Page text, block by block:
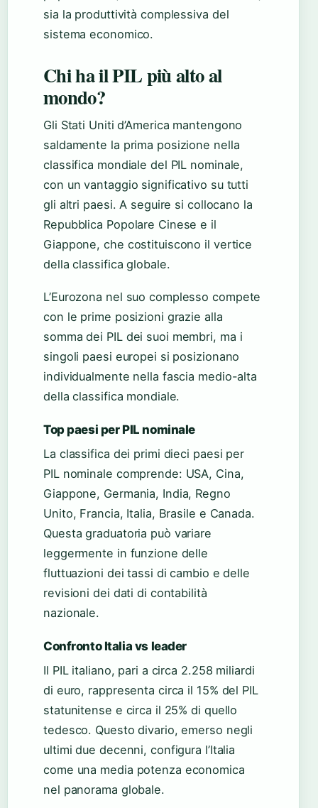
sia la produttività complessiva del
sistema economico.
Chi ha il PIL più alto al
mondo?
Gli Stati Uniti d’America mantengono
saldamente la prima posizione nella
classifica mondiale del PIL nominale,
con un vantaggio significativo su tutti
gli altri paesi. A seguire si collocano la
Repubblica Popolare Cinese e il
Giappone, che costituiscono il vertice
della classifica globale.
L’Eurozona nel suo complesso compete
con le prime posizioni grazie alla
somma dei PIL dei suoi membri, ma i
singoli paesi europei si posizionano
individualmente nella fascia medio-alta
della classifica mondiale.
Top paesi per PIL nominale
La classifica dei primi dieci paesi per
PIL nominale comprende: USA, Cina,
Giappone, Germania, India, Regno
Unito, Francia, Italia, Brasile e Canada.
Questa graduatoria può variare
leggermente in funzione delle
fluttuazioni dei tassi di cambio e delle
revisioni dei dati di contabilità
nazionale.
Confronto Italia vs leader
Il PIL italiano, pari a circa 2.258 miliardi
di euro, rappresenta circa il 15% del PIL
statunitense e circa il 25% di quello
tedesco. Questo divario, emerso negli
ultimi due decenni, configura l’Italia
come una media potenza economica
nel panorama globale.